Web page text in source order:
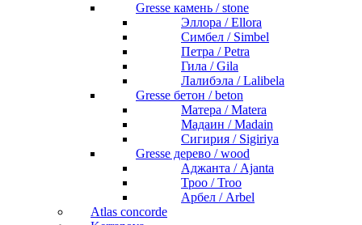
Gresse камень / stone
Эллора / Ellora
Симбел / Simbel
Петра / Petra
Гила / Gila
Лалибэла / Lalibela
Gresse бетон / beton
Матера / Matera
Мадаин / Madain
Сигирия / Sigiriya
Gresse дерево / wood
Аджанта / Ajanta
Троо / Troo
Арбел / Arbel
Atlas concorde